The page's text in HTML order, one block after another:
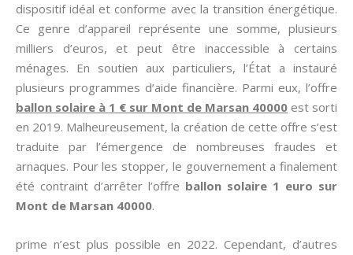
dispositif idéal et conforme avec la transition énergétique.
Ce genre d’appareil représente une somme, plusieurs
milliers d’euros, et peut être inaccessible à certains
ménages. En soutien aux particuliers, l’État a instauré
plusieurs programmes d’aide financière. Parmi eux, l’offre
ballon solaire à 1 € sur Mont de Marsan 40000 est sorti
en 2019. Malheureusement, la création de cette offre s’est
traduite par l’émergence de nombreuses fraudes et
arnaques. Pour les stopper, le gouvernement a finalement
été contraint d’arrêter l’offre ballon solaire 1 euro sur
Mont de Marsan 40000.
prime n’est plus possible en 2022. Cependant, d’autres